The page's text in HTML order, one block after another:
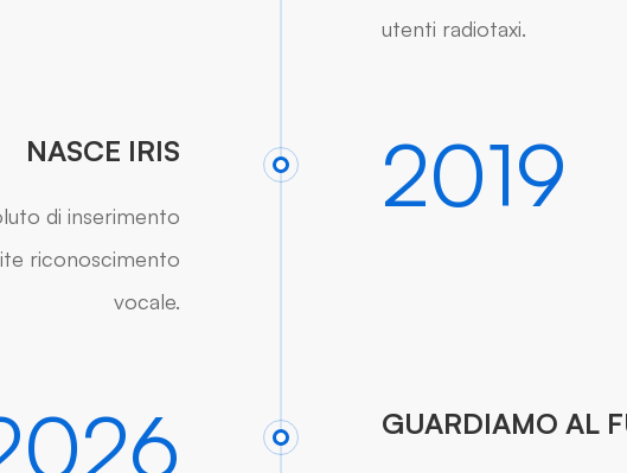
utenti radiotaxi.
2019
NASCE IRIS
di inserimento
riconoscimento
vocale.
GUARDIAMO AL